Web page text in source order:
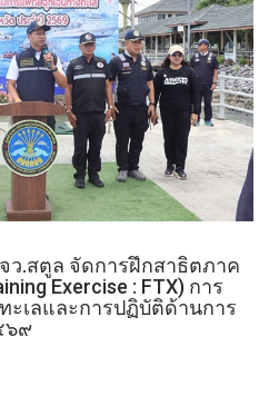
ว.สตูล จัดการฝึกสาธิตภาค
Exercise : FTX) การ
ะเลและการปฏิบัติด้านการ
๖๙